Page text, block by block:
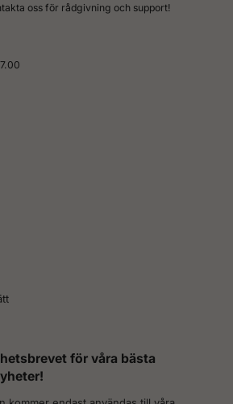
oss för rådgivning och support!
för våra bästa